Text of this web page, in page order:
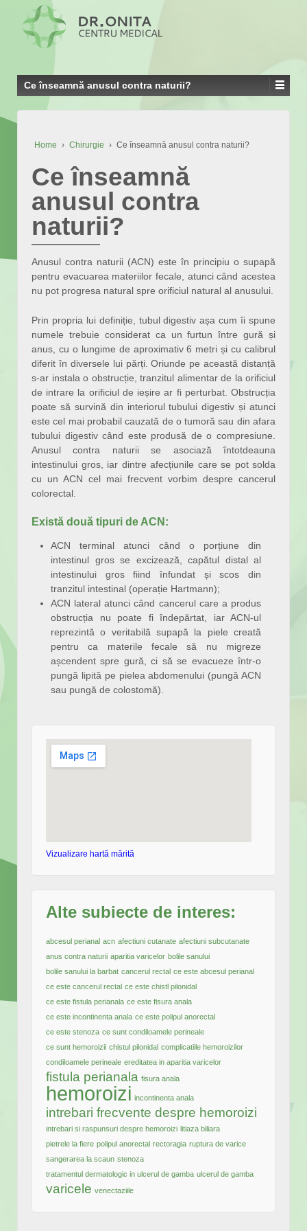
Ce înseamnă anusul contra naturii?
Home › Chirurgie › Ce înseamnă anusul contra naturii?
Ce înseamnă
anusul contra
naturii?
Anusul contra naturii (ACN) este în principiu o supapă
pentru evacuarea materiilor fecale, atunci când acestea
nu pot progresa natural spre orificiul natural al anusului.
Prin propria lui definiție, tubul digestiv așa cum îi spune
numele trebuie considerat ca un furtun între gură și
anus, cu o lungime de aproximativ 6 metri și cu calibrul
diferit în diversele lui părți. Oriunde pe această distanță
s-ar instala o obstrucție, tranzitul alimentar de la orificiul
de intrare la orificiul de ieșire ar fi perturbat. Obstrucția
poate să survină din interiorul tubului digestiv și atunci
este cel mai probabil cauzată de o tumoră sau din afara
tubului digestiv când este produsă de o compresiune.
Anusul contra naturii se asociază întotdeauna
intestinului gros, iar dintre afecțiunile care se pot solda
cu un ACN cel mai frecvent vorbim despre cancerul
colorectal.
Există două tipuri de ACN:
ACN terminal atunci când o porțiune din
intestinul gros se excizează, capătul distal al
intestinului gros fiind înfundat și scos din
tranzitul intestinal (operație Hartmann);
ACN lateral atunci când cancerul care a produs
obstrucția nu poate fi îndepărtat, iar ACN-ul
reprezintă o veritabilă supapă la piele creată
pentru ca materile fecale să nu migreze
așcendent spre gură, ci să se evacueze într-o
pungă lipită pe pielea abdomenului (pungă ACN
sau pungă de colostomă).
Vizualizare hartă mărită
Alte subiecte de interes:
abcesul perianal acn afectiuni cutanate afectiuni subcutanate
anus contra naturii aparitia varicelor bolile sanului
bolile sanului la barbat cancerul rectal ce este abcesul perianal
ce este cancerul rectal ce este chistl pilonidal
ce este fistula perianala ce este fisura anala
ce este incontinenta anala ce este polipul anorectal
ce este stenoza ce sunt condiloamele perineale
ce sunt hemoroizii chistul pilonidal complicatiile hemoroizilor
condiloamele perineale ereditatea in aparitia varicelor
fistula perianala fisura anala
hemoroizi incontinenta anala
intrebari frecvente despre hemoroizi
intrebari si raspunsuri despre hemoroizi litiaza biliara
pietrele la fiere polipul anorectal rectoragia ruptura de varice
sangerarea la scaun stenoza
tratamentul dermatologic in ulcerul de gamba ulcerul de gamba
varicele venectaziile